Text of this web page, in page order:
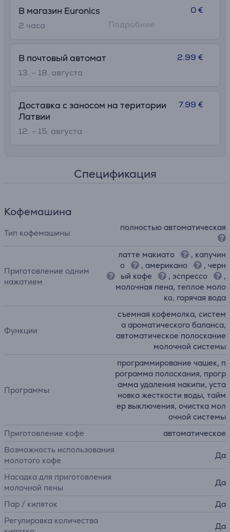
В магазин Euronics
2 часa
0 €
Подробнее
В почтовый автомат
13. - 18. августа
2.99 €
Доставка с заносом на територии
Латвии
12. - 15. августа
7.99 €
Спецификация
Кофемашина
Тип кофемашины
полностью автоматическая
Приготовление одним
нажатием
латте макиато
, капучин
о
, американо
, черн
ый кофе
, эспрессо
,
молочная пена, теплое моло
ко, горячая вода
Функции
съемная кофемолка, систем
а ароматического баланса,
автоматическое полоскание
молочной системы
Программы
программирование чашек, п
рограмма полоскания, прогр
амма удаления накипи, уста
новка жесткости воды, тайм
ер выключения, очистка мол
очной системы
Приготовление кофе
автоматическое
Возможность использования
молотого кофе
Да
Насадка для приготовления
молочной пены
Да
Пар / кипяток
Да
Регулировка количества
Да